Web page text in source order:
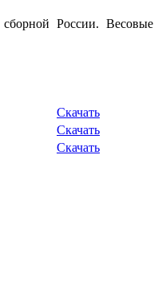
России. Весовые
Скачать
Скачать
Скачать